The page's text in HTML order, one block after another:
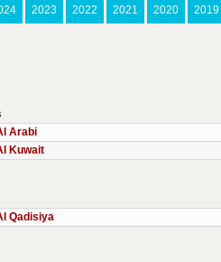
2023 2022 2021 2020 2019
Arabi
Kuwait
Qadisiya